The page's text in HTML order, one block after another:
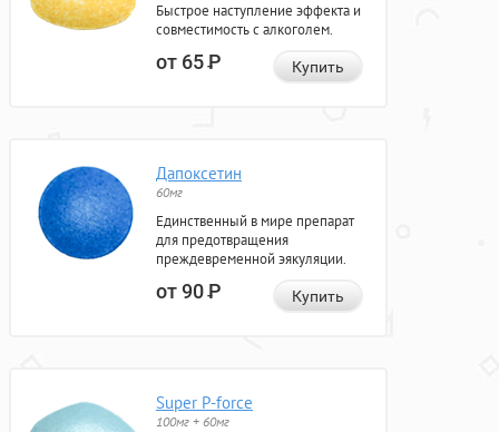
Быстрое наступление эффекта и
совместимость с алкоголем.
от 65Р Купить
Дапоксетин
60мг
Единственный в мире препарат
для предотвращения
преждевременной эякуляции.
от 90Р Купить
Super P-force
100мг + 60мг